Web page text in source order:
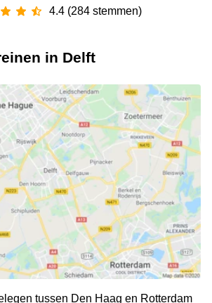
4.4 (284 stemmen)
in Delft
tussen Den Haag en Rotterdam